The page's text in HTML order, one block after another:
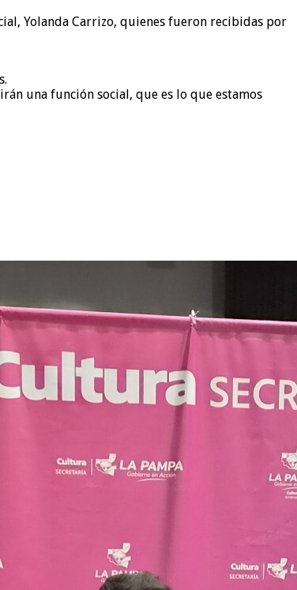
Yolanda Carrizo, quienes fueron recibidas por
una función social, que es lo que estamos